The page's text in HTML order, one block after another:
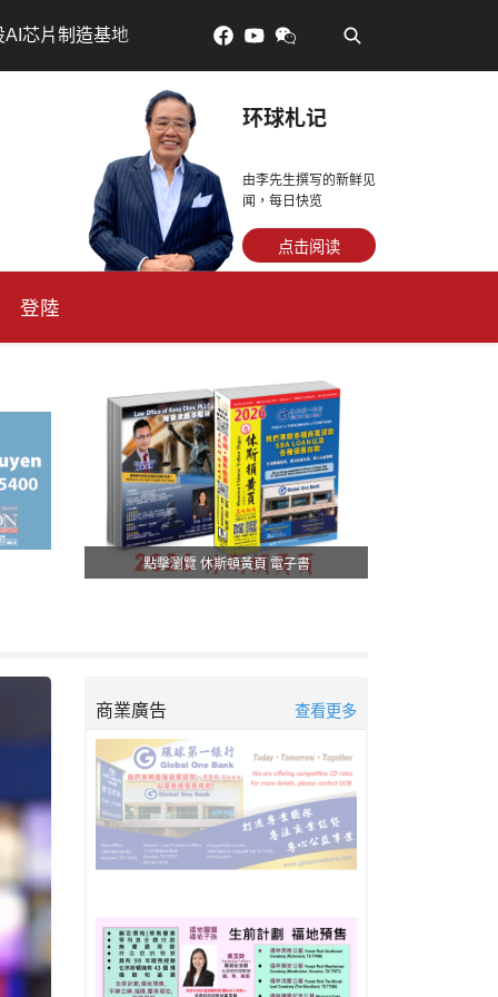
了更年輕：花青素如何守住細胞、血管與大腦活力
环球札记
由李先生撰写的新鲜见
闻，每日快览
点击阅读
登陸
點擊瀏覽 休斯頓黃頁 電子書
商業廣告 查看更多